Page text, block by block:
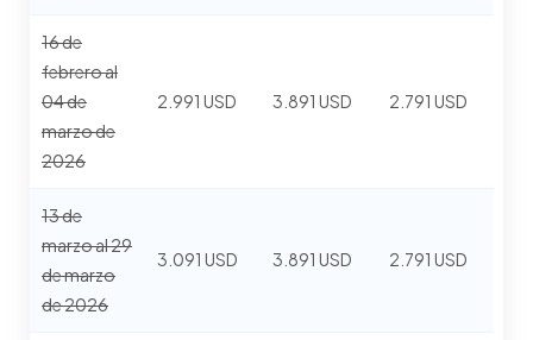
16 de
febrero al
04 de
marzo de
2026
2.991 USD 3.891 USD 2.791 USD
13 de
marzo al 29
de marzo
de 2026
3.091 USD 3.891 USD 2.791 USD